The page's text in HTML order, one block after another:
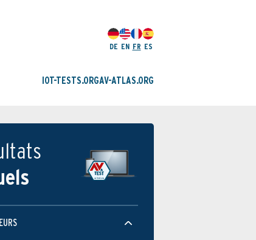
DE EN FR ES
IOT-TESTS.ORGAV-ATLAS.ORG